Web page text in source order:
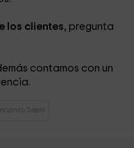
los clientes, pregunta
contamos con un
Siero